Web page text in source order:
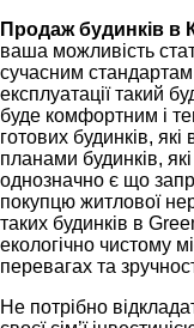
Продаж будинків в
ваша можливість
сучасним
експлуатації такий
буде комфортним і
готових будинків,
планами будинків,
однозначно є що
покупцю житлової
таких будинків в
екологічно чистому
перевагах та
Не потрібно